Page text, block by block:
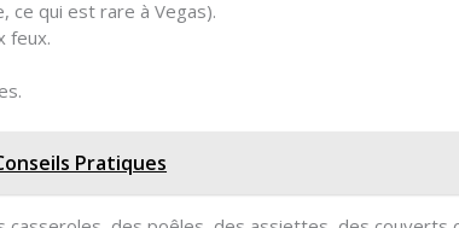
ce qui est rare à Vegas).
feux.
Pratiques